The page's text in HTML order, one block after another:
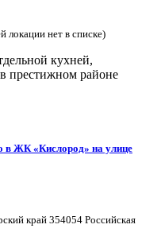
локации нет в списке)
кухней,
престижном районе
в ЖК «Кислород» на улице
край 354054 Российская